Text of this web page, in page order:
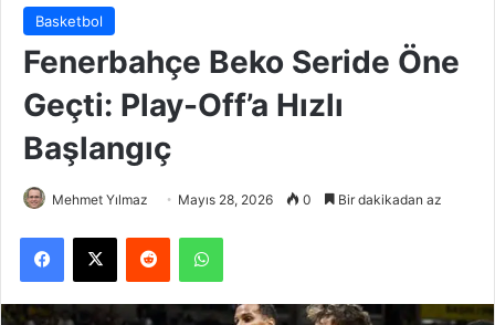
Basketbol
Fenerbahçe Beko Seride Öne
Geçti: Play-Off’a Hızlı
Başlangıç
Mehmet Yılmaz Mayıs 28, 2026 0 Bir dakikadan az
Facebook
X Reddit WhatsApp